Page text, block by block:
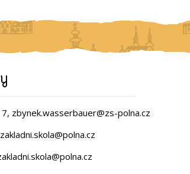
zbynek.wasserbauer@zs-polna.cz